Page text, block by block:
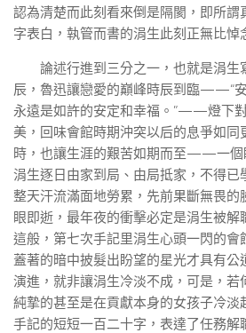
認為清楚而此刻看來倒是隔閡，即所謂
字表白，執管而書的涓生此刻正無比悼
論述行進到三分之一，也就是涓生
辰，魯迅讓戀愛的巔峰時辰到臨——“安
永遠是如許的安定和幸福。”——燈下
美，回味會館時期沖突以后的息爭如同
時，也讓生涯的艱苦如期而至——一個
涓生逐日由家到局、由局抵家，不得已
整天汗流滿面地勞累，先前果斷無畏的
眼即逝，最年夜的衝擊必定是涓生被解
這般，第七次手記里涓生心頭一閃的會
蓋著的暗中披髮出盼望的星光才具有公
演進，就非讓涓生冷淡不成，可是，若
純摯的甚至是在貢獻本身的女孩子冷淡
手記的短短一百二十字，表達了任務解